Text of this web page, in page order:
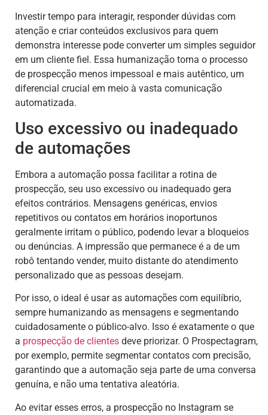
Investir tempo para interagir, responder dúvidas com
atenção e criar conteúdos exclusivos para quem
demonstra interesse pode converter um simples seguidor
em um cliente fiel. Essa humanização torna o processo
de prospecção menos impessoal e mais autêntico, um
diferencial crucial em meio à vasta comunicação
automatizada.
Uso excessivo ou inadequado
de automações
Embora a automação possa facilitar a rotina de
prospecção, seu uso excessivo ou inadequado gera
efeitos contrários. Mensagens genéricas, envios
repetitivos ou contatos em horários inoportunos
geralmente irritam o público, podendo levar a bloqueios
ou denúncias. A impressão que permanece é a de um
robô tentando vender, muito distante do atendimento
personalizado que as pessoas desejam.
Por isso, o ideal é usar as automações com equilíbrio,
sempre humanizando as mensagens e segmentando
cuidadosamente o público-alvo. Isso é exatamente o que
a prospecção de clientes deve priorizar. O Prospectagram,
por exemplo, permite segmentar contatos com precisão,
garantindo que a automação seja parte de uma conversa
genuína, e não uma tentativa aleatória.
Ao evitar esses erros, a prospecção no Instagram se